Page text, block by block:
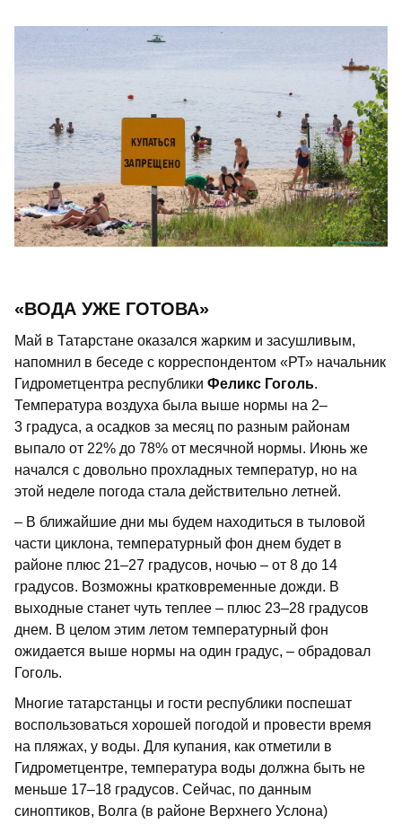
«ВОДА УЖЕ ГОТОВА»
Май в Татарстане оказался жарким и засушливым,
напомнил в беседе с корреспондентом «РТ» начальник
Гидрометцентра республики Феликс Гоголь.
Температура воздуха была выше нормы на 2–
3 градуса, а осадков за месяц по разным районам
выпало от 22% до 78% от месячной нормы. Июнь же
начался с довольно прохладных температур, но на
этой неделе погода стала действительно летней.
– В ближайшие дни мы будем находиться в тыловой
части циклона, температурный фон днем будет в
районе плюс 21–27 градусов, ночью – от 8 до 14
градусов. Возможны кратковременные дожди. В
выходные станет чуть теплее – плюс 23–28 градусов
днем. В целом этим летом температурный фон
ожидается выше нормы на один градус, – обрадовал
Гоголь.
Многие татарстанцы и гости республики поспешат
воспользоваться хорошей погодой и провести время
на пляжах, у воды. Для купания, как отметили в
Гидрометцентре, температура воды должна быть не
меньше 17–18 градусов. Сейчас, по данным
синоптиков, Волга (в районе Верхнего Услона)